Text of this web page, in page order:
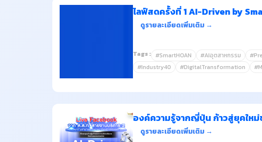
ไลฟ์สดครั้งที่ 1 AI-Driven by
ดูรายละเอียดเพิ่มเติม →
Tags : #SmartHOAN #AIอุตสาหกรรม
#Industry40
#DigitalTransformation
องค์ความรู้จากญี่ปุ่น ก้าวสู่ยุคให
ดูรายละเอียดเพิ่มเติม →